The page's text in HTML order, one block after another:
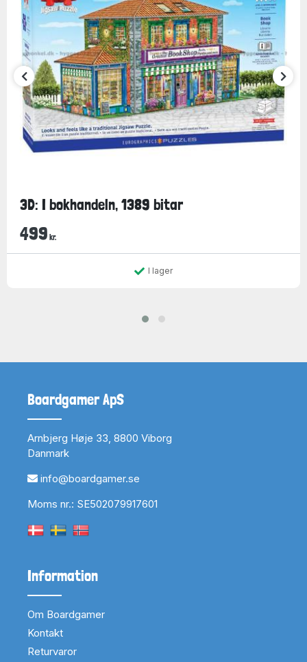
3D: I bokhandeln, 1389 bitar
499 kr.
I lager
Boardgamer ApS
Arnbjerg Høje 33, 8800 Viborg
Danmark
info@boardgamer.se
Moms nr.: SE502079917601
Information
Om Boardgamer
Kontakt
Returvaror